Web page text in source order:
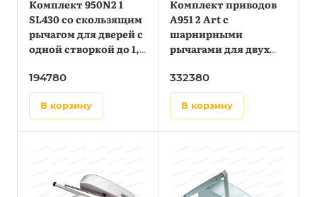
Комплект 950N2 1
SL430 со скользящим
рычагом для дверей с
одной створкой до 1,4
194780
в корзину
Комплект приводов
А951 2 Art с
шарнирными
рычагами для двух
332380
в корзину